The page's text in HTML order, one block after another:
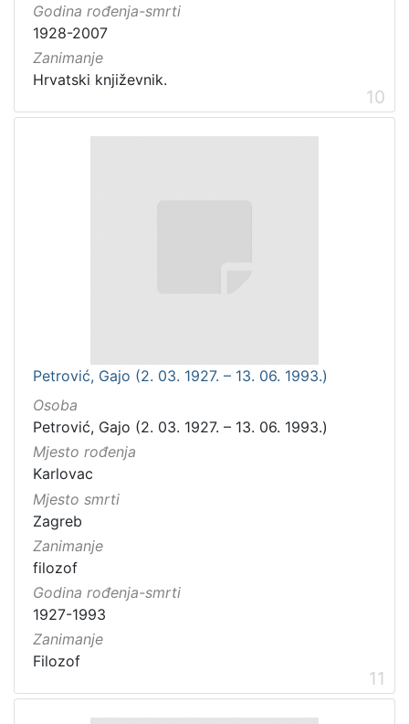
Godina rođenja-smrti
1928-2007
Zanimanje
Hrvatski književnik.
10
Petrović, Gajo (2. 03. 1927. – 13. 06. 1993.)
Osoba
Petrović, Gajo (2. 03. 1927. – 13. 06. 1993.)
Mjesto rođenja
Karlovac
Mjesto smrti
Zagreb
Zanimanje
filozof
Godina rođenja-smrti
1927-1993
Zanimanje
Filozof
11